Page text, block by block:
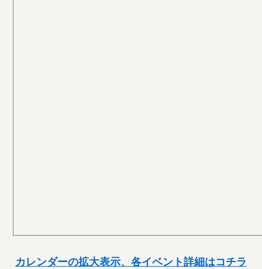
カレンダーの拡大表示、各イベント詳細はコチラ